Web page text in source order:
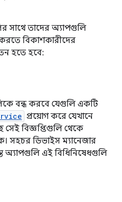
সাথে তাদের অ্যাপগুলি
করতে বিকাশকারীদের
হতে হবে:
বন্ধ করবে যেগুলি একটি
প্রয়োগ করে যেখানে
সেই বিজ্ঞপ্তিগুলি থেকে
সহচর ডিভাইস ম্যানেজার
অ্যাপগুলি এই বিধিনিষেধগুলি